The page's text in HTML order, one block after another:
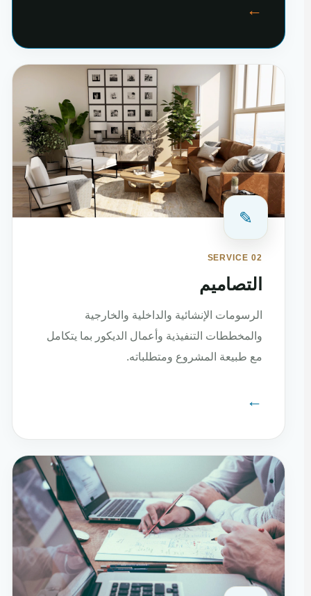
←
✎
SERVICE 02
التصاميم
الرسومات الإنشائية والداخلية والخارجية
والمخططات التنفيذية وأعمال الديكور بما يتكامل
مع طبيعة المشروع ومتطلباته.
←